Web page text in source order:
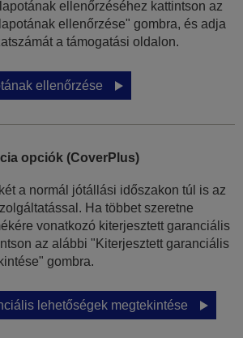
ellenőrzéséhez kattintson az
ellenőrzése" gombra, és adja
a támogatási oldalon.
ellenőrzése
opciók (CoverPlus)
a normál jótállási időszakon túl is az
Ha többet szeretne
vonatkozó kiterjesztett garanciális
az alábbi "Kiterjesztett garanciális
gombra.
lehetőségek megtekintése